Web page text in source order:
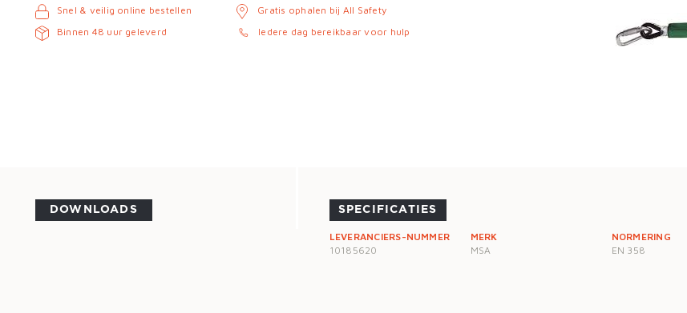
Snel & veilig online bestellen
Binnen 48 uur geleverd
Gratis ophalen bij All Safety
Iedere dag bereikbaar voor hulp
DOWNLOADS SPECIFICATIES
LEVERANCIERS-NUMMER
10185620
MERK
MSA
NORMERING
EN 358